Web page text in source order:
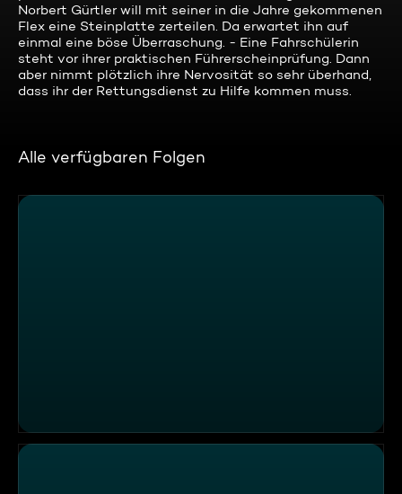
Norbert Gürtler will mit seiner in die Jahre gekommenen
Flex eine Steinplatte zerteilen. Da erwartet ihn auf
einmal eine böse Überraschung. - Eine Fahrschülerin
steht vor ihrer praktischen Führerscheinprüfung. Dann
aber nimmt plötzlich ihre Nervosität so sehr überhand,
dass ihr der Rettungsdienst zu Hilfe kommen muss.
Alle verfügbaren Folgen
Alles Glück dieser Erde